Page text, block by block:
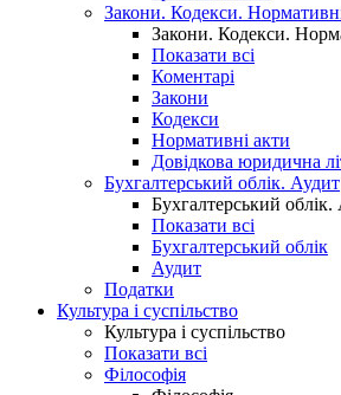
Закони. Кодекси.
Закони. Кодекси.
Показати всі
Коментарі
Закони
Кодекси
Нормативні акти
Довідкова юридична
Бухгалтерський облік. Аудит
Бухгалтерський облік.
Показати всі
Бухгалтерський облік
Аудит
Податки
Культура і суспільство
Культура і суспільство
Показати всі
Філософія